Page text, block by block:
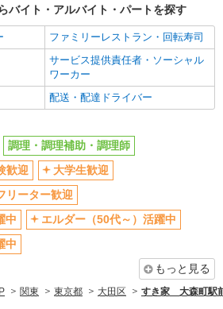
社会保険あり
社割・特典あり
研修制度あり
高収入・高額
飲食・フード
調理・調理補助・調理師
大学生歓迎
バイト・アルバイト・パートを探す
ファミリーレストラン・回転寿司
サービス提供責任者・ソーシャル
ワーカー
配送・配達ドライバー
調理・調理補助・調理師
歓迎
大学生歓迎
リーター歓迎
中
エルダー（50代～）活躍中
中
もっと見る
関東 東京都 大田区 すき家 大森町駅